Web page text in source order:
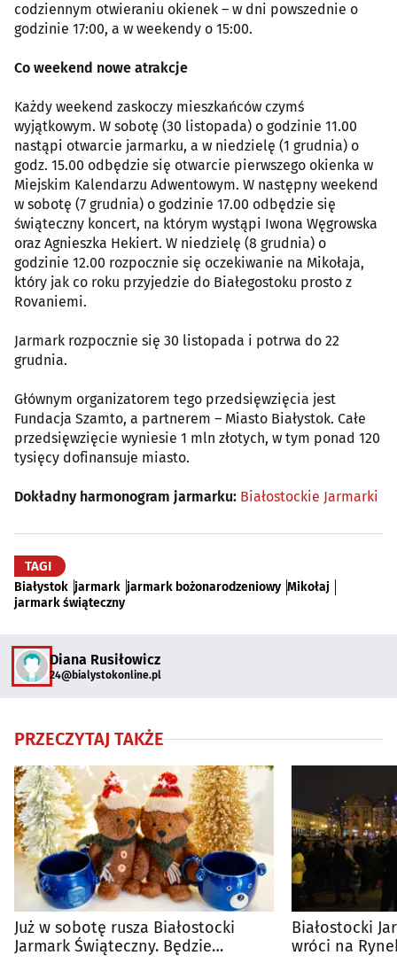
codziennym otwieraniu okienek – w dni powszednie o
godzinie 17:00, a w weekendy o 15:00.
Co weekend nowe atrakcje
Każdy weekend zaskoczy mieszkańców czymś
wyjątkowym. W sobotę (30 listopada) o godzinie 11.00
nastąpi otwarcie jarmarku, a w niedzielę (1 grudnia) o
godz. 15.00 odbędzie się otwarcie pierwszego okienka w
Miejskim Kalendarzu Adwentowym. W następny weekend
w sobotę (7 grudnia) o godzinie 17.00 odbędzie się
świąteczny koncert, na którym wystąpi Iwona Węgrowska
oraz Agnieszka Hekiert. W niedzielę (8 grudnia) o
godzinie 12.00 rozpocznie się oczekiwanie na Mikołaja,
który jak co roku przyjedzie do Białegostoku prosto z
Rovaniemi.
Jarmark rozpocznie się 30 listopada i potrwa do 22
grudnia.
Głównym organizatorem tego przedsięwzięcia jest
Fundacja Szamto, a partnerem – Miasto Białystok. Całe
przedsięwzięcie wyniesie 1 mln złotych, w tym ponad 120
tysięcy dofinansuje miasto.
Dokładny harmonogram jarmarku: Białostockie Jarmarki
TAGI
Białystok jarmark jarmark bożonarodzeniowy Mikołaj
jarmark świąteczny
Diana Rusiłowicz
24@bialystokonline.pl
PRZECZYTAJ TAKŻE
Już w sobotę rusza Białostocki
Jarmark Świąteczny. Będzie
Białostocki
wróci na